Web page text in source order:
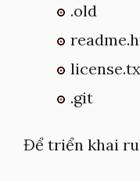
.old
.git
Để triển khai